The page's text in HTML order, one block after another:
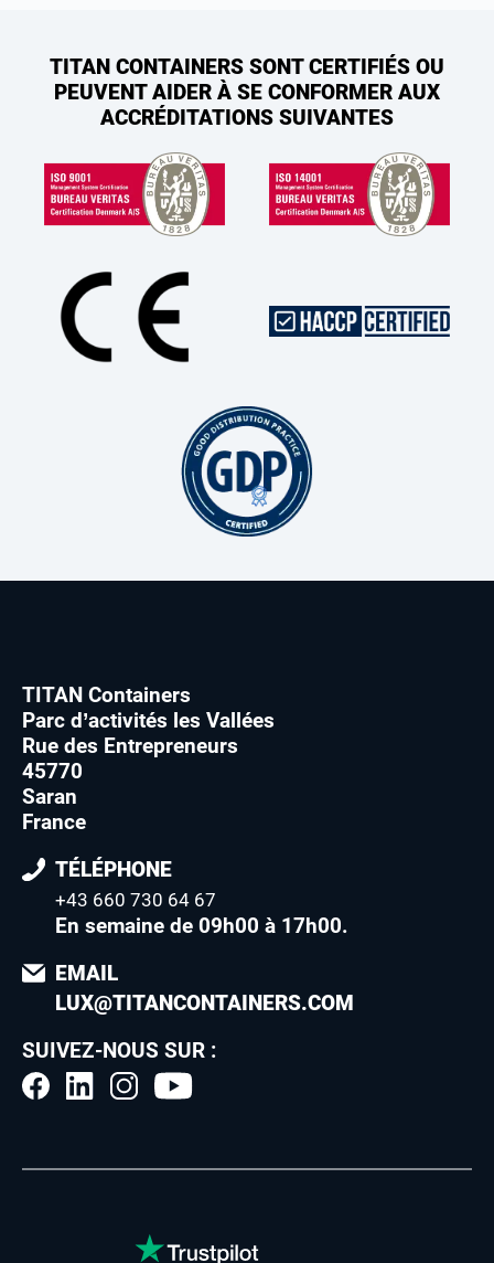
TITAN CONTAINERS SONT CERTIFIÉS OU
PEUVENT AIDER À SE CONFORMER AUX
ACCRÉDITATIONS SUIVANTES
TITAN Containers
Parc d’activités les Vallées
Rue des Entrepreneurs
45770
Saran
France
TÉLÉPHONE
+43 660 730 64 67
En semaine de 09h00 à 17h00.
EMAIL
LUX@TITANCONTAINERS.COM
SUIVEZ-NOUS SUR :